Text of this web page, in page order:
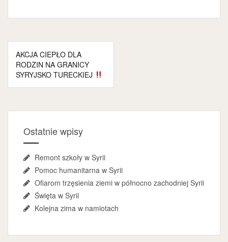
Nawigacja
wpisu
AKCJA CIEPŁO DLA
RODZIN NA GRANICY
SYRYJSKO TURECKIEJ
Ostatnie wpisy
Remont szkoły w Syrii
Pomoc humanitarna w Syrii
Ofiarom trzęsienia ziemi w północno zachodniej Syrii
Święta w Syrii
Kolejna zima w namiotach